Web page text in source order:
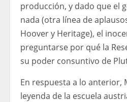
producción, y dado que el
nada (otra línea de
Hoover y Heritage), el
preguntarse por qué la
su poder consuntivo de
En respuesta a lo anterior,
leyenda de la escuela